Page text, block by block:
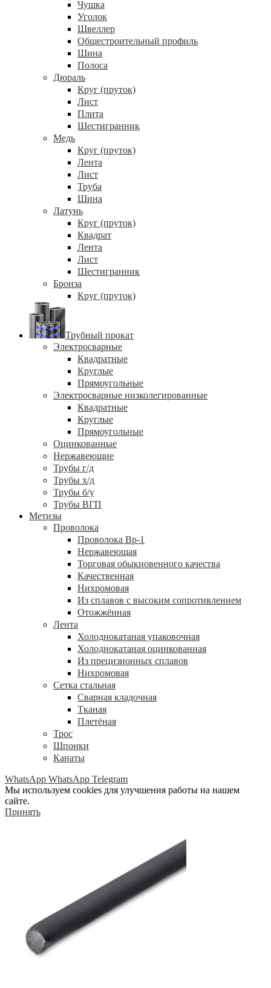
Чушка
Уголок
Швеллер
Общестроительный профиль
Шина
Полоса
Дюраль
Круг (пруток)
Лист
Плита
Шестигранник
Медь
Круг (пруток)
Лента
Лист
Труба
Шина
Латунь
Круг (пруток)
Квадрат
Лента
Лист
Шестигранник
Бронза
Круг (пруток)
Трубный прокат
Электросварные
Квадратные
Круглые
Прямоугольные
Электросварные низколегированные
Квадратные
Круглые
Прямоугольные
Оцинкованные
Нержавеющие
Трубы г/д
Трубы х/д
Трубы б/у
Трубы ВГП
Метизы
Проволока
Проволока Вр-1
Нержавеющая
Торговая обыкновенного качества
Качественная
Нихромовая
Из сплавов с высоким сопротивлением
Отожжённая
Лента
Холоднокатаная упаковочная
Холоднокатаная оцинкованная
Из прецизионных сплавов
Нихромовая
Сетка стальная
Сварная кладочная
Тканая
Плетёная
Трос
Шпонки
Канаты
WhatsApp WhatsApp Telegram
Мы используем cookies для улучшения работы на нашем
сайте.
Принять